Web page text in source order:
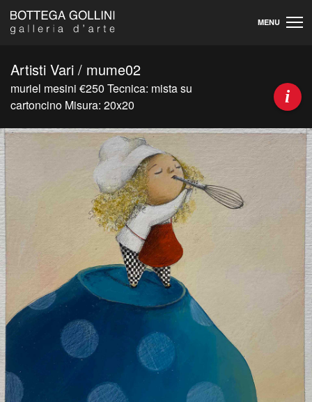
MENU
Artisti Vari / mume02
muriel mesini €250 Tecnica: mista su
cartoncino Misura: 20x20
i